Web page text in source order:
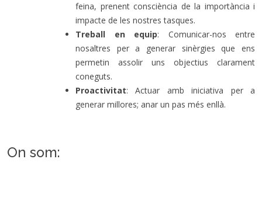
feina, prenent consciència de la importància i
impacte de les nostres tasques.
Treball en equip: Comunicar-nos entre
nosaltres per a generar sinèrgies que ens
permetin assolir uns objectius clarament
coneguts.
Proactivitat: Actuar amb iniciativa per a
generar millores; anar un pas més enllà.
On som: